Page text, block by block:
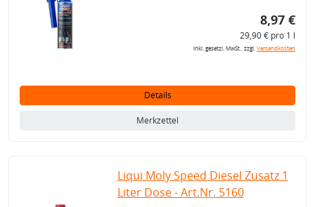
8,97 €
29,90 € pro 1 l
inkl. gesetzl. MwSt., zzgl.Versandkosten
Details
Merkzettel
Liqui Moly Speed Diesel Zusatz 1
Liter Dose - Art.Nr. 5160